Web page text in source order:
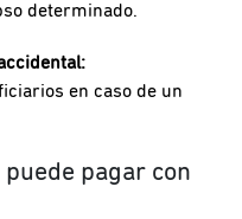
determinado.
en caso de un
pagar con